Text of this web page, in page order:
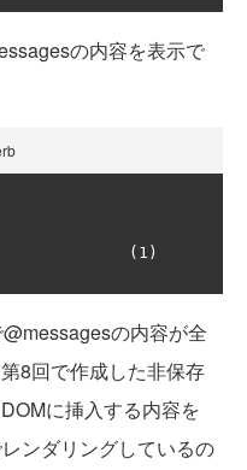
の内容を表示で
の内容が全
8回で作成した非保存
に挿入する内容を
ンダリングしているの